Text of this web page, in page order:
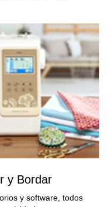
y Bordar
y software, todos